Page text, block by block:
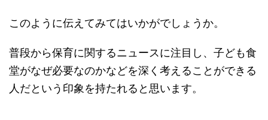
このように伝えてみてはいかがでしょうか。
普段から保育に関するニュースに注目し、子ども食
堂がなぜ必要なのかなどを深く考えることができる
人だという印象を持たれると思います。